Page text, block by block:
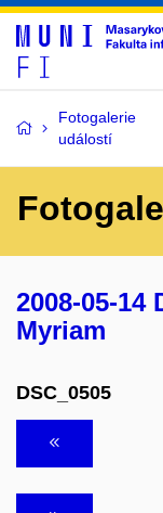
Fotogalerie
událostí
2008-05-14
Myriam
DSC_0505